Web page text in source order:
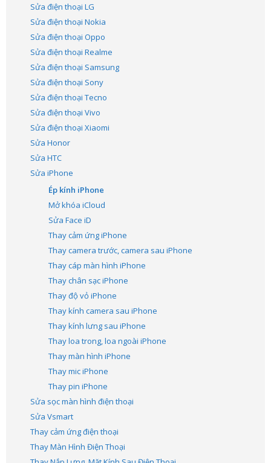
Sửa điện thoại LG
Sửa điện thoại Nokia
Sửa điện thoại Oppo
Sửa điện thoại Realme
Sửa điện thoại Samsung
Sửa điện thoại Sony
Sửa điện thoại Tecno
Sửa điện thoại Vivo
Sửa điện thoại Xiaomi
Sửa Honor
Sửa HTC
Sửa iPhone
Ép kính iPhone
Mở khóa iCloud
Sửa Face iD
Thay cảm ứng iPhone
Thay camera trước, camera sau iPhone
Thay cáp màn hình iPhone
Thay chân sạc iPhone
Thay độ vỏ iPhone
Thay kính camera sau iPhone
Thay kính lưng sau iPhone
Thay loa trong, loa ngoài iPhone
Thay màn hình iPhone
Thay mic iPhone
Thay pin iPhone
Sửa sọc màn hình điện thoại
Sửa Vsmart
Thay cảm ứng điện thoại
Thay Màn Hình Điện Thoại